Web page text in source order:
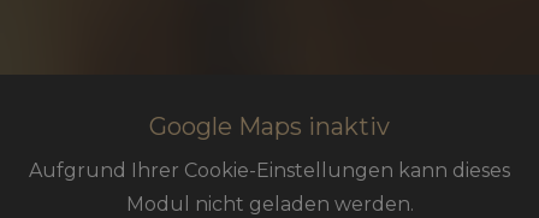
Google Maps inaktiv
Aufgrund Ihrer Cookie-Einstellungen kann dieses
Modul nicht geladen werden.